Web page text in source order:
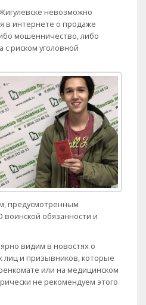
невозможно
в интернете о продаже
мошенничество, либо
риском уголовной
предусмотренным
обязанности и
видим в новостях о
лиц и призывников, которые
или на медицинском
не рекомендуем этого